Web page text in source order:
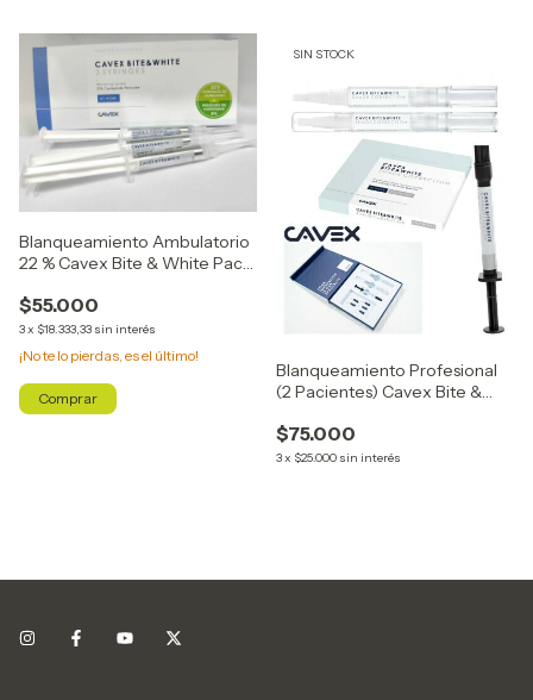
Blanqueamiento Ambulatorio
22 % Cavex Bite & White Pack
$55.000
3x $18.333,33 sin interés
¡No te lo pierdas, es el último!
SIN STOCK
Blanqueamiento Profesional
(2 Pacientes) Cavex Bite &
$75.000
3x $25.000 sin interés